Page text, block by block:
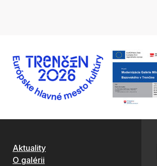
Aktuality
O galérii